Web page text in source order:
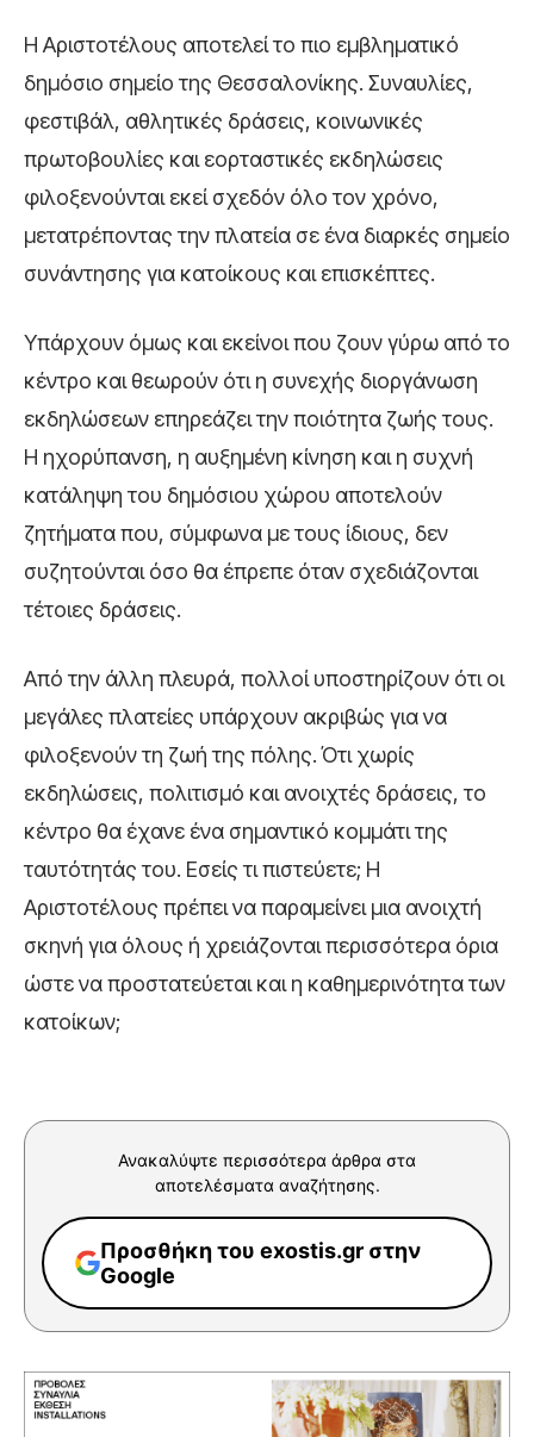
Η Αριστοτέλους αποτελεί το πιο εμβληματικό
δημόσιο σημείο της Θεσσαλονίκης. Συναυλίες,
φεστιβάλ, αθλητικές δράσεις, κοινωνικές
πρωτοβουλίες και εορταστικές εκδηλώσεις
φιλοξενούνται εκεί σχεδόν όλο τον χρόνο,
μετατρέποντας την πλατεία σε ένα διαρκές σημείο
συνάντησης για κατοίκους και επισκέπτες.
Υπάρχουν όμως και εκείνοι που ζουν γύρω από το
κέντρο και θεωρούν ότι η συνεχής διοργάνωση
εκδηλώσεων επηρεάζει την ποιότητα ζωής τους.
Η ηχορύπανση, η αυξημένη κίνηση και η συχνή
κατάληψη του δημόσιου χώρου αποτελούν
ζητήματα που, σύμφωνα με τους ίδιους, δεν
συζητούνται όσο θα έπρεπε όταν σχεδιάζονται
τέτοιες δράσεις.
Από την άλλη πλευρά, πολλοί υποστηρίζουν ότι οι
μεγάλες πλατείες υπάρχουν ακριβώς για να
φιλοξενούν τη ζωή της πόλης. Ότι χωρίς
εκδηλώσεις, πολιτισμό και ανοιχτές δράσεις, το
κέντρο θα έχανε ένα σημαντικό κομμάτι της
ταυτότητάς του. Εσείς τι πιστεύετε; Η
Αριστοτέλους πρέπει να παραμείνει μια ανοιχτή
σκηνή για όλους ή χρειάζονται περισσότερα όρια
ώστε να προστατεύεται και η καθημερινότητα των
κατοίκων;
Ανακαλύψτε περισσότερα άρθρα στα
αποτελέσματα αναζήτησης.
Προσθήκη του exostis.gr στην
Google